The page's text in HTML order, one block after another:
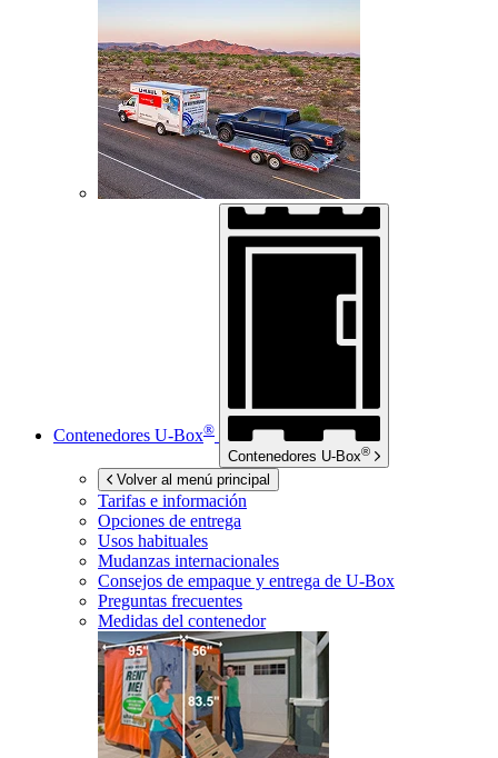
Contenedores U-Box®
Contenedores U-Box®
Volver al menú principal
Tarifas e información
Opciones de entrega
Usos habituales
Mudanzas internacionales
Consejos de empaque y entrega de U-Box
Preguntas frecuentes
Medidas del contenedor